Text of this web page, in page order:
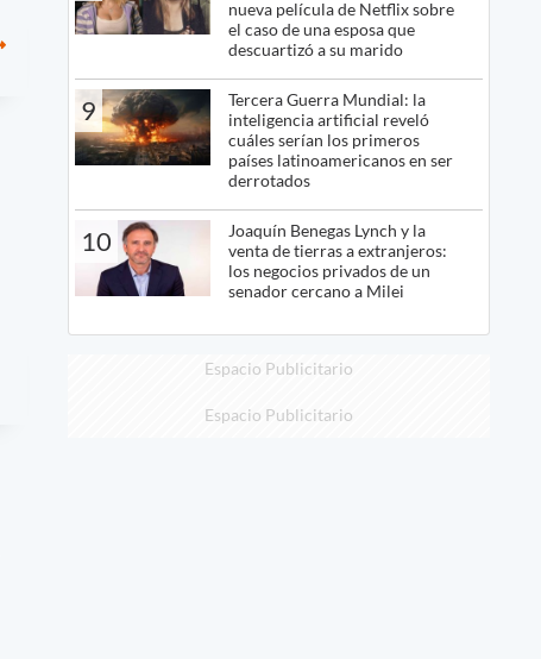
nueva película de Netflix sobre
el caso de una esposa que
descuartizó a su marido
9
Tercera Guerra Mundial: la
inteligencia artificial reveló
cuáles serían los primeros
países latinoamericanos en ser
derrotados
10
Joaquín Benegas Lynch y la
venta de tierras a extranjeros:
los negocios privados de un
senador cercano a Milei
Espacio Publicitario
Espacio Publicitario